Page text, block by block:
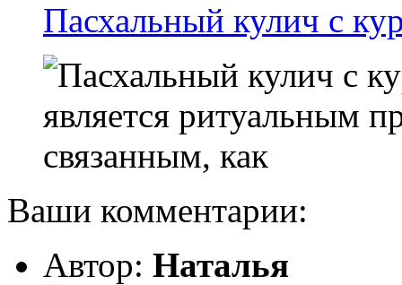
Пасхальный кулич с
является ритуальным
связанным, как
Ваши комментарии:
Автор: Наталья